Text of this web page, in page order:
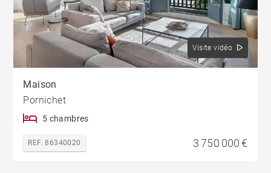
Visite vidéo
Maison
Pornichet
5 chambres
REF. 86340020 3 750 000 €